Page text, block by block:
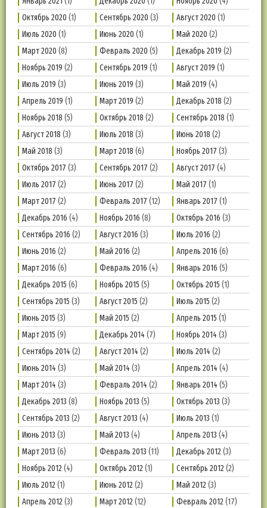
Октябрь 2020 (1) Сентябрь 2020 (3) Август 2020 (1)
Июль 2020 (1) Июнь 2020 (1) Май 2020 (2)
Март 2020 (8) Февраль 2020 (5) Декабрь 2019 (2)
Ноябрь 2019 (2) Сентябрь 2019 (1) Август 2019 (1)
Июль 2019 (3) Июнь 2019 (3) Май 2019 (4)
Апрель 2019 (1) Март 2019 (2) Декабрь 2018 (2)
Ноябрь 2018 (5) Октябрь 2018 (2) Сентябрь 2018 (1)
Август 2018 (3) Июль 2018 (3) Июнь 2018 (2)
Май 2018 (3) Март 2018 (6) Ноябрь 2017 (3)
Октябрь 2017 (3) Сентябрь 2017 (2) Август 2017 (4)
Июль 2017 (2) Июнь 2017 (2) Май 2017 (1)
Март 2017 (2) Февраль 2017 (12) Январь 2017 (1)
Декабрь 2016 (4) Ноябрь 2016 (8) Октябрь 2016 (3)
Сентябрь 2016 (2) Август 2016 (3) Июль 2016 (2)
Июнь 2016 (2) Май 2016 (2) Апрель 2016 (6)
Март 2016 (6) Февраль 2016 (4) Январь 2016 (5)
Декабрь 2015 (6) Ноябрь 2015 (5) Октябрь 2015 (1)
Сентябрь 2015 (3) Август 2015 (2) Июль 2015 (2)
Июнь 2015 (3) Май 2015 (2) Апрель 2015 (1)
Март 2015 (9) Декабрь 2014 (7) Ноябрь 2014 (3)
Сентябрь 2014 (2) Август 2014 (2) Июль 2014 (2)
Июнь 2014 (3) Май 2014 (3) Апрель 2014 (4)
Март 2014 (3) Февраль 2014 (2) Январь 2014 (5)
Декабрь 2013 (8) Ноябрь 2013 (5) Октябрь 2013 (3)
Сентябрь 2013 (2) Август 2013 (4) Июль 2013 (1)
Июнь 2013 (3) Май 2013 (4) Апрель 2013 (4)
Март 2013 (6) Февраль 2013 (11) Декабрь 2012(3)
Ноябрь 2012(4) Октябрь 2012(1) Сентябрь 2012(2)
Июль 2012(1) Июнь 2012(2) Май 2012(3)
Апрель 2012(3) Март 2012(12) Февраль 2012(17)